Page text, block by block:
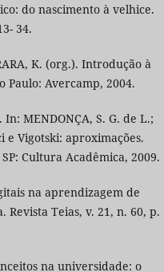
do nascimento à velhice.
34.
K. (org.). Introdução à
Paulo: Avercamp, 2004.
MENDONÇA, S. G. de L.;
e Vigotski: aproximações.
Cultura Acadêmica, 2009.
na aprendizagem de
Teias, v. 21, n. 60, p.
na universidade: o